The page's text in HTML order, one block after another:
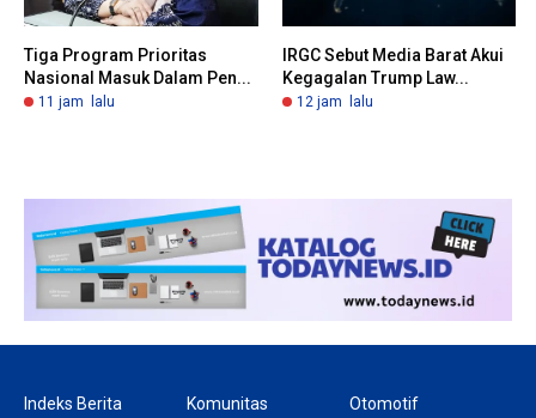
Tiga Program Prioritas
Nasional Masuk Dalam Pen...
11 jam lalu
IRGC Sebut Media Barat Akui
Kegagalan Trump Law...
12 jam lalu
Indeks Berita
Komunitas
Otomotif